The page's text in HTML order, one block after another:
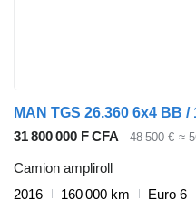
31 800 000 F CFA 48 500 € ≈
Camion ampliroll
2016
160 000 km
Euro 6